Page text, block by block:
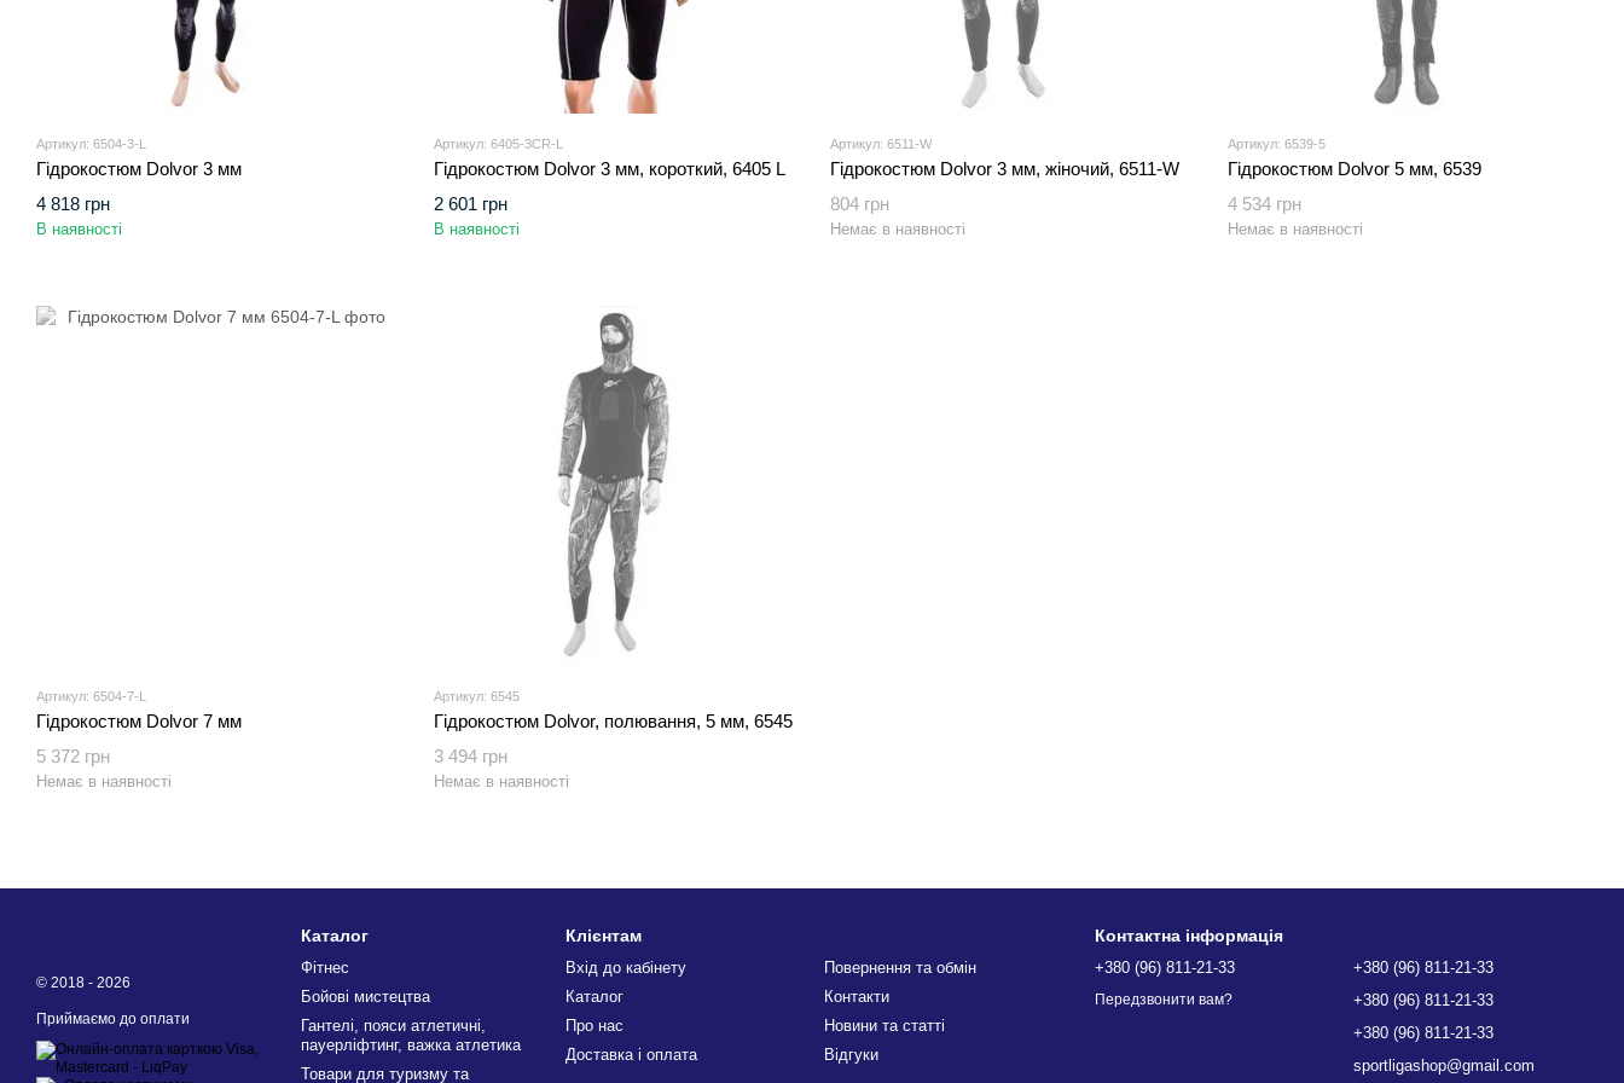
Артикул: 6504-3-L
Гідрокостюм Dolvor 3 мм
4 818 грн
В наявності
Артикул: 6405-3CR-L
Гідрокостюм Dolvor 3 мм, короткий, 6405 L
2 601 грн
В наявності
Артикул: 6511-W
Гідрокостюм Dolvor 3 мм, жіночий, 6511-W
804 грн
Немає в наявності
Артикул: 6539-5
Гідрокостюм Dolvor 5 мм, 6539
4 534 грн
Немає в наявності
Артикул: 6504-7-L
Гідрокостюм Dolvor 7 мм
5 372 грн
Немає в наявності
Артикул: 6545
Гідрокостюм Dolvor, полювання, 5 мм, 6545
3 494 грн
Немає в наявності
© 2018 - 2026
Приймаємо до оплати
Каталог
Фітнес
Бойові мистецтва
Гантелі, пояси атлетичні,
пауерліфтинг, важка атлетика
Товари для туризму та
Клієнтам
Вхід до кабінету
Каталог
Про нас
Доставка і оплата
Повернення та обмін
Контакти
Новини та статті
Відгуки
Контактна інформація
+380 (96) 811-21-33
Передзвонити вам?
+380 (96) 811-21-33
+380 (96) 811-21-33
+380 (96) 811-21-33
sportligashop@gmail.com